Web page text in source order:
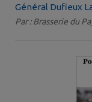
Général Dufieux
Par : Brasserie du